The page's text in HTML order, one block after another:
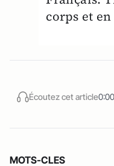
corps et
Écoutez cet article
MOTS-CLES